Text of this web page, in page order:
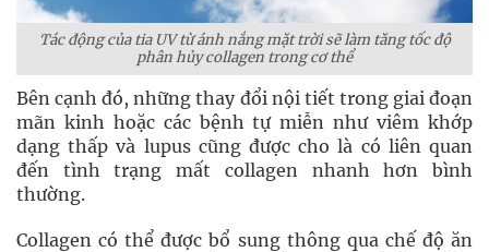
Tác động của tia UV từ ánh nắng mặt trời sẽ làm tăng tốc độ
phân hủy collagen trong cơ thể
Bên cạnh đó, những thay đổi nội tiết trong giai đoạn
mãn kinh hoặc các bệnh tự miễn như viêm khớp
dạng thấp và lupus cũng được cho là có liên quan
đến tình trạng mất collagen nhanh hơn bình
thường.
Collagen có thể được bổ sung thông qua chế độ ăn